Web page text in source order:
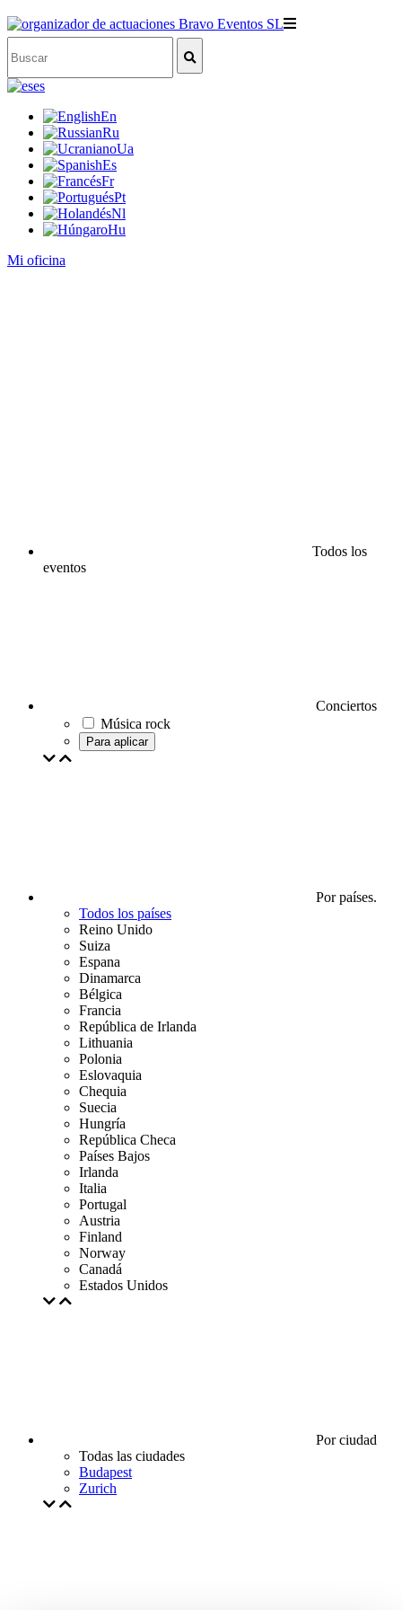
es
En
Ru
Ua
Es
Fr
Pt
Nl
Hu
Mi oficina
Todos los
eventos
Conciertos
Música rock
Para aplicar
Por países.
Todos los países
Reino Unido
Suiza
Espana
Dinamarca
Bélgica
Francia
República de Irlanda
Lithuania
Polonia
Eslovaquia
Chequia
Suecia
Hungría
República Checa
Países Bajos
Irlanda
Italia
Portugal
Austria
Finland
Norway
Canadá
Estados Unidos
Por ciudad
Todas las ciudades
Budapest
Zurich